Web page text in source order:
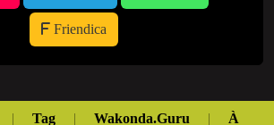
Friendica
| Tag | Wakonda.Guru | À